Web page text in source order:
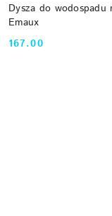
Dysza do wodospadu
Emaux
Cena:
167.00